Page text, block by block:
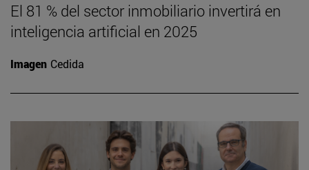
El 81 % del sector inmobiliario invertirá en
inteligencia artificial en 2025
Imagen Cedida